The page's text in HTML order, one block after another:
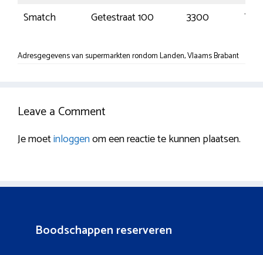
Smatch
Getestraat 100 3300
Adresgegevens van supermarkten rondom Landen, Vlaams Brabant
Leave a Comment
Je moetinloggenom een reactie te kunnen plaatsen.
Boodschappen reserveren